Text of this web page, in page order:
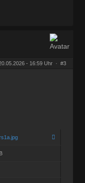
- 16:59 Uhr · #3